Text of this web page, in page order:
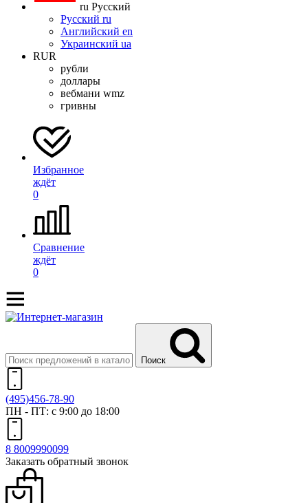
ru Русский
Русский ru
Английский en
Украинский ua
RUR
рубли
доллары
вебмани wmz
гривны
Избранное
ждёт
0
Сравнение
ждёт
0
Поиск
(495)456-78-90
ПН - ПТ: с 9:00 до 18:00
8 8009990099
Заказать обратный звонок